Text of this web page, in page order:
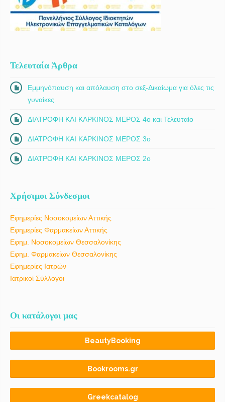
Τελευταία Άρθρα
Εμμηνόπαυση και απόλαυση στο σεξ-Δικαίωμα για όλες τις
γυναίκες
ΔΙΑΤΡΟΦΗ ΚΑΙ ΚΑΡΚΙΝΟΣ ΜΕΡΟΣ 4ο και Τελευταίο
ΔΙΑΤΡΟΦΗ ΚΑΙ ΚΑΡΚΙΝΟΣ ΜΕΡΟΣ 3ο
ΔΙΑΤΡΟΦΗ ΚΑΙ ΚΑΡΚΙΝΟΣ ΜΕΡΟΣ 2ο
Χρήσιμοι Σύνδεσμοι
Εφημερίες Νοσοκομείων Αττικής
Εφημερίες Φαρμακείων Αττικής
Εφημ. Νοσοκομείων Θεσσαλονίκης
Εφημ. Φαρμακείων Θεσσαλονίκης
Εφημερίες Ιατρών
Ιατρικοί Σύλλογοι
Οι κατάλογοι μας
BeautyBooking
Bookrooms.gr
Greekcatalog